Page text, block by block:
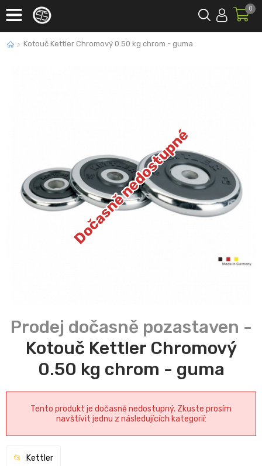
0
Kotouč Kettler Chromový 0.50 kg chrom - guma
Dočasně nedostupné
Kotouč Kettler Chromový
0.50 kg chrom - guma
Tento produkt je dočasně nedostupný. Zkuste prosím
navštívit jednu z následujících kategorií:
Kettler